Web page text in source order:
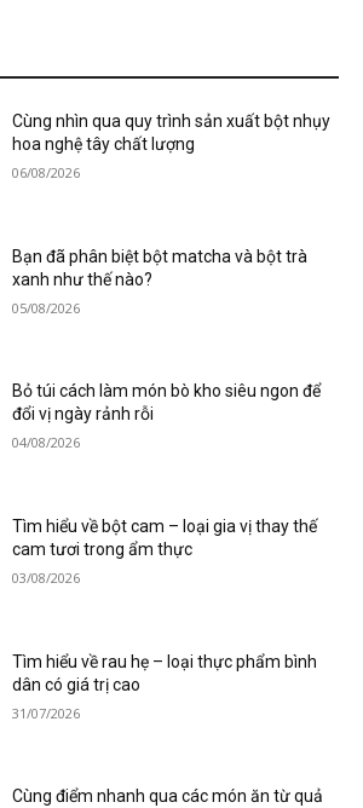
Cùng nhìn qua quy trình sản xuất bột nhụy
hoa nghệ tây chất lượng
06/08/2026
Bạn đã phân biệt bột matcha và bột trà
xanh như thế nào?
05/08/2026
Bỏ túi cách làm món bò kho siêu ngon để
đổi vị ngày rảnh rỗi
04/08/2026
Tìm hiểu về bột cam – loại gia vị thay thế
cam tươi trong ẩm thực
03/08/2026
Tìm hiểu về rau hẹ – loại thực phẩm bình
dân có giá trị cao
31/07/2026
Cùng điểm nhanh qua các món ăn từ quả